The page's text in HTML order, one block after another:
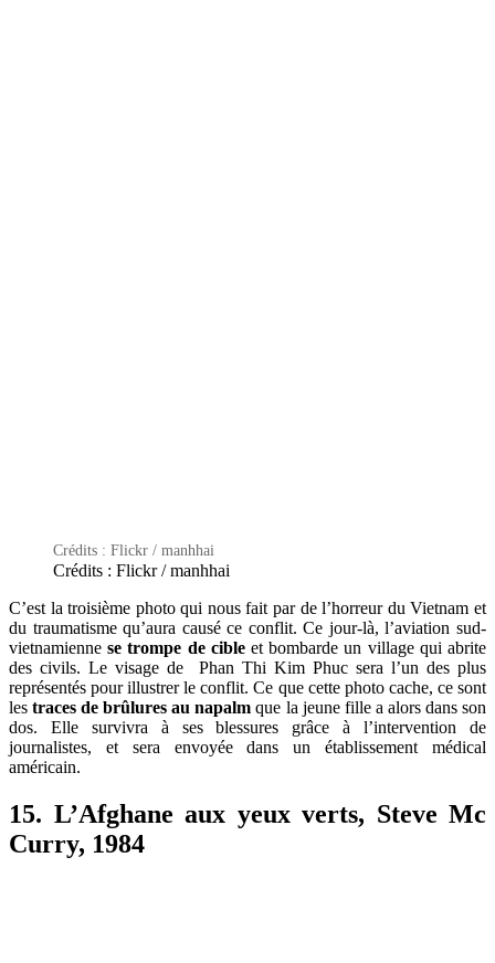
Crédits : Flickr / manhhai
Crédits : Flickr / manhhai
C’est la troisième photo qui nous fait par de l’horreur du Vietnam et
du traumatisme qu’aura causé ce conflit. Ce jour-là, l’aviation sud-
vietnamiennese trompe de cibleet bombarde un village qui abrite
des civils. Le visage de Phan Thi Kim Phuc sera l’un des plus
représentés pour illustrer le conflit. Ce que cette photo cache, ce sont
les traces de brûlures au napalm que la jeune fille a alors dans son
dos. Elle survivra à ses blessures grâce à l’intervention de
journalistes, et sera envoyée dans un établissement médical
américain.
15. L’Afghane aux yeux verts, Steve Mc
Curry, 1984